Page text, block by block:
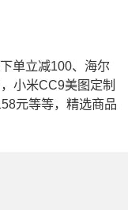
单立减100、海尔
小米CC9美图定制
元等等，精选商品